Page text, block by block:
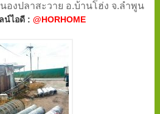
องปลาสะวาย อ.บ้านโฮ่ง จ.ลำพูน
น์ไอดี :@HORHOME